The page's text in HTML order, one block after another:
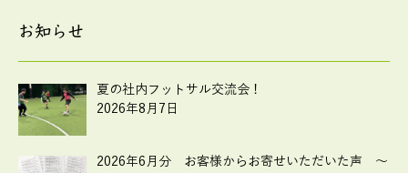
お知らせ
夏の社内フットサル交流会！
2026年8月7日
2026年6月分 お客様からお寄せいただいた声 ～